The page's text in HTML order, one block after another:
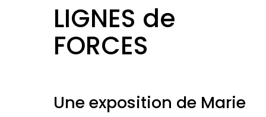
LIGNES de
FORCES
Une exposition de Marie